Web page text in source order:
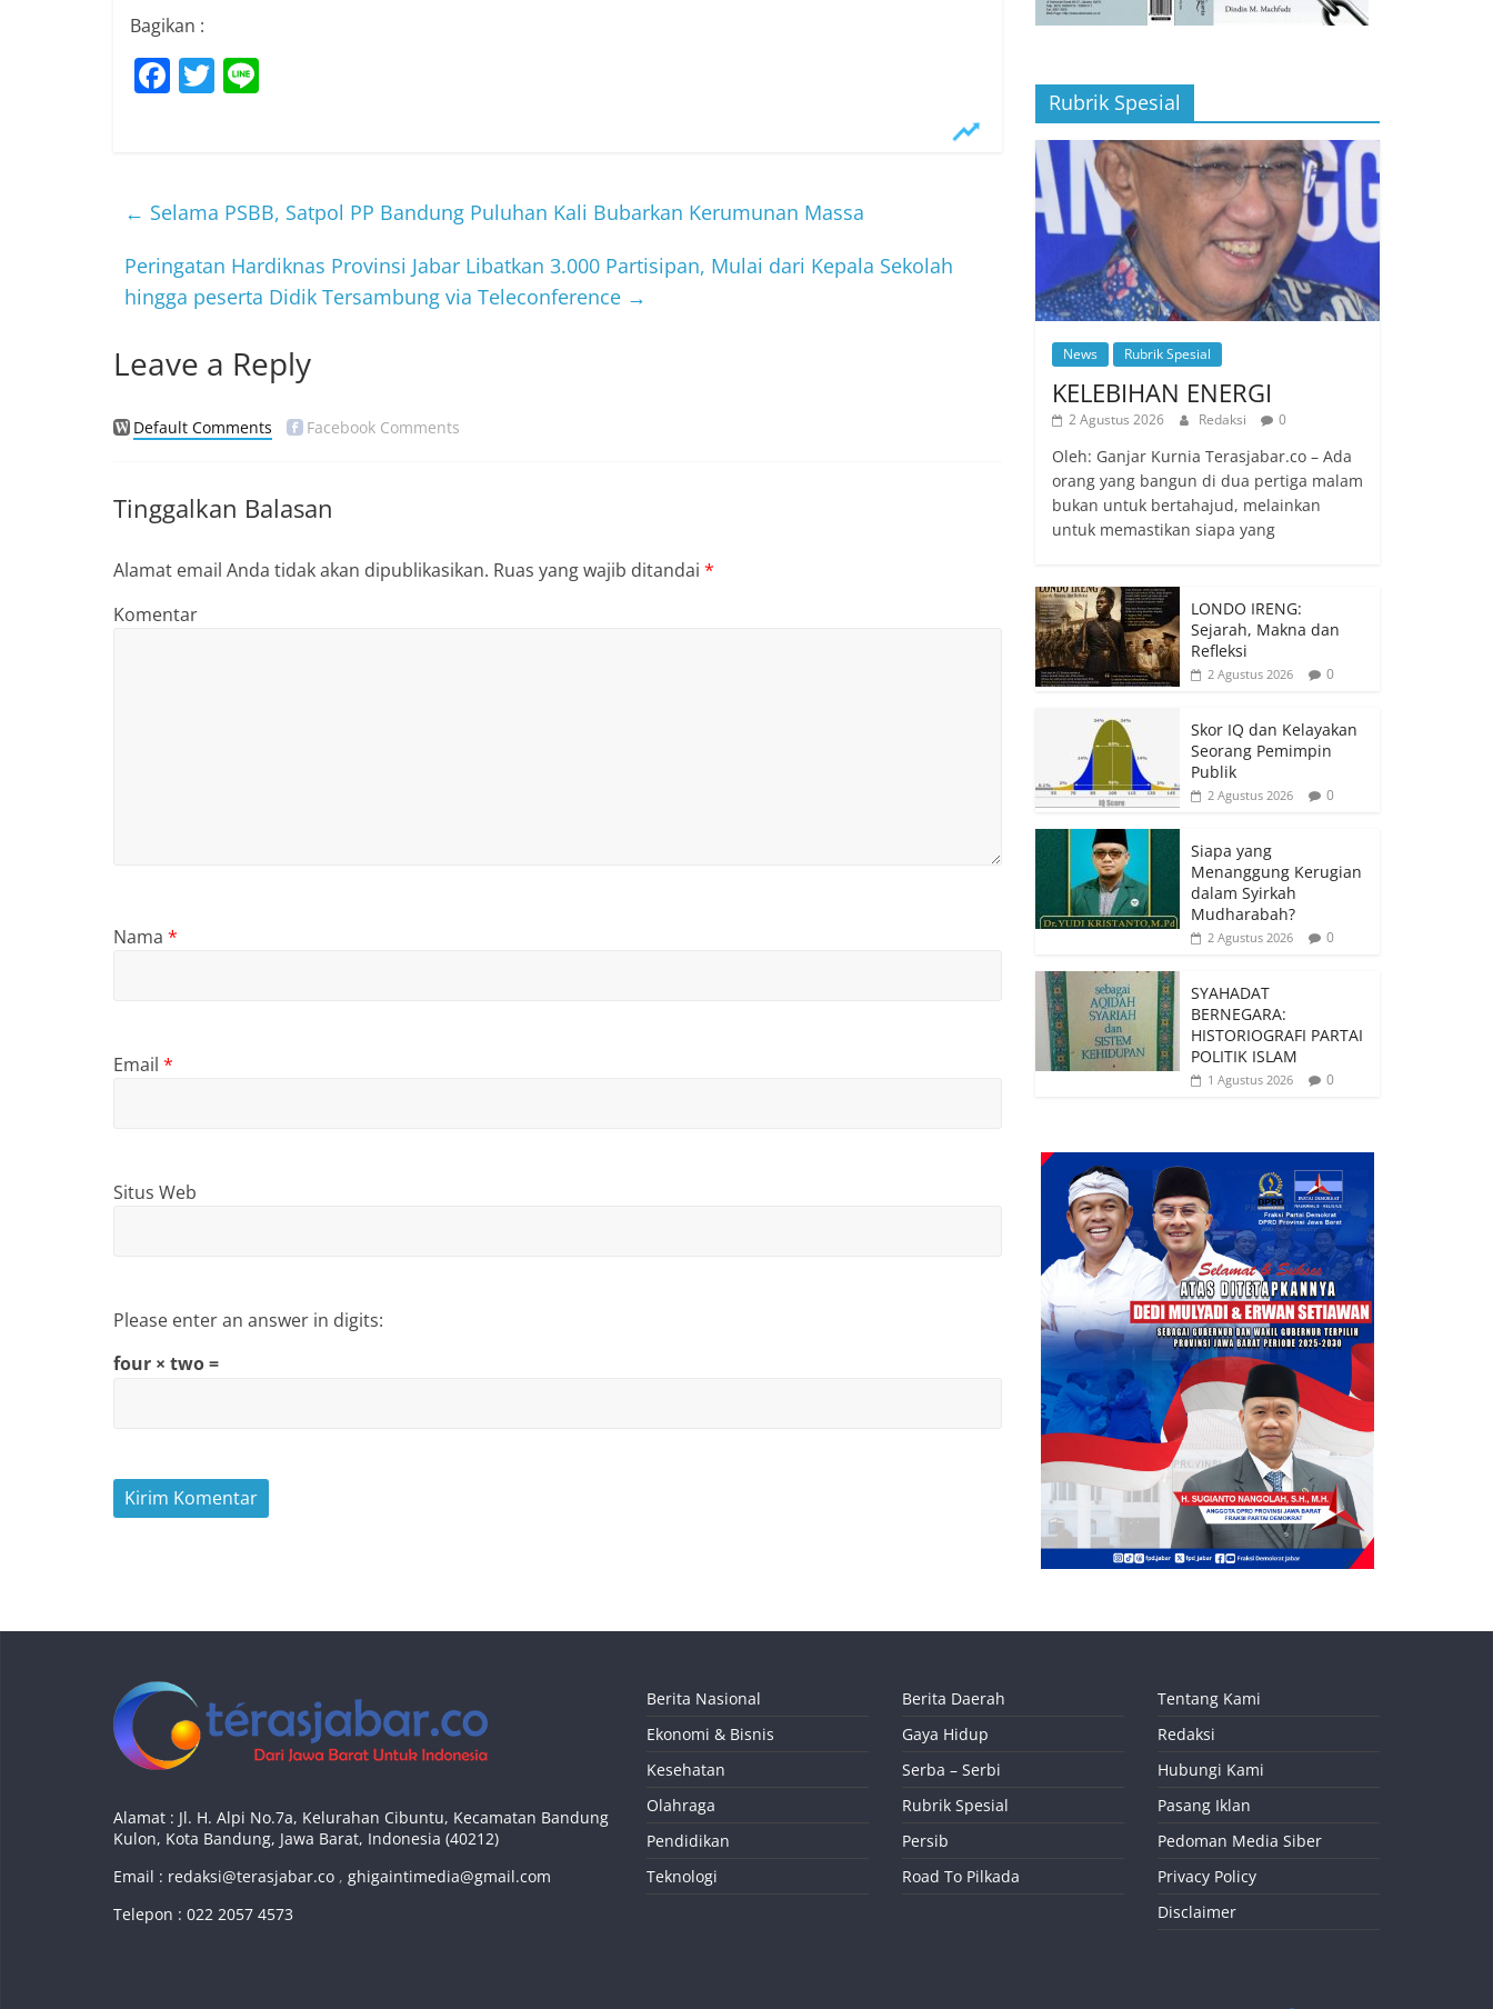
Bagikan :
F
b
o
o
k
T
← Selama PSBB, Satpol PP Bandung Puluhan Kali Bubarkan Kerumunan Massa
Peringatan Hardiknas Provinsi Jabar Libatkan 3.000 Partisipan, Mulai dari Kepala Sekolah
hingga peserta Didik Tersambung via Teleconference →
Leave a Reply
Default Comments Facebook Comments
Tinggalkan Balasan
Alamat email Anda tidak akan dipublikasikan. Ruas yang wajib ditandai *
Komentar
Nama *
Email *
Situs Web
Please enter an answer in digits:
four × two =
Rubrik Spesial
News Rubrik Spesial
KELEBIHAN ENERGI
2 Agustus 2026 Redaksi 0
Oleh: Ganjar Kurnia Terasjabar.co – Ada
orang yang bangun di dua pertiga malam
bukan untuk bertahajud, melainkan
untuk memastikan siapa yang
LONDO IRENG:
Sejarah, Makna dan
Refleksi
2 Agustus 2026 0
Skor IQ dan Kelayakan
Seorang Pemimpin
Publik
2 Agustus 2026 0
Siapa yang
Menanggung Kerugian
dalam Syirkah
Mudharabah?
2 Agustus 2026 0
SYAHADAT
BERNEGARA:
HISTORIOGRAFI PARTAI
POLITIK ISLAM
1 Agustus 2026 0
Alamat : Jl. H. Alpi No.7a, Kelurahan Cibuntu, Kecamatan Bandung
Kulon, Kota Bandung, Jawa Barat, Indonesia (40212)
Email : redaksi@terasjabar.co , ghigaintimedia@gmail.com
Telepon : 022 2057 4573
Berita Nasional
Ekonomi & Bisnis
Kesehatan
Olahraga
Pendidikan
Teknologi
Berita Daerah
Gaya Hidup
Serba – Serbi
Rubrik Spesial
Persib
Road To Pilkada
Tentang Kami
Redaksi
Hubungi Kami
Pasang Iklan
Pedoman Media Siber
Privacy Policy
Disclaimer